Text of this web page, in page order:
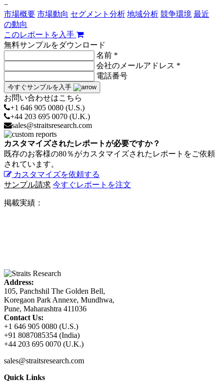
−
市場概要 市場動向 セグメント分析 地域分析 競争環境 最近
の動向
このレポートを入手
無料サンプルをダウンロード
名前 *
会社のメールアドレス *
電話番号
今すぐサンプルを入手
お問い合わせはこちら
+1 646 905 0080 (U.S.)
+44 203 695 0070 (U.K.)
sales@straitsresearch.com
カスタマイズされたレポートが必要ですか？
既存のお客様の80％がカスタマイズされたレポートをご依頼
されています。
カスタマイズを依頼する
サンプル請求 今すぐレポートを注文
掲載実績：
Address:
105, Panchshil The Golden Bell,
Koregaon Park Annexe, Mundhwa,
Pune, Maharashtra 411036
Contact Us:
+1 646 905 0080 (U.S.)
+91 8087085354 (India)
+44 203 695 0070 (U.K.)
sales@straitsresearch.com
Quick Links